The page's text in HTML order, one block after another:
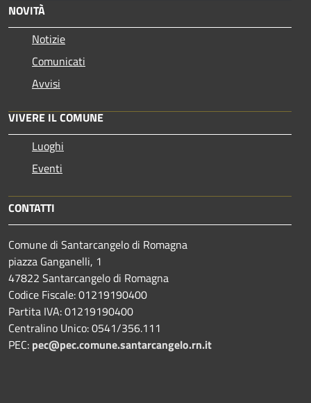
NOVITÀ
Notizie
Comunicati
Avvisi
VIVERE IL COMUNE
Luoghi
Eventi
CONTATTI
Comune di Santarcangelo di Romagna
piazza Ganganelli, 1
47822 Santarcangelo di Romagna
Codice Fiscale: 01219190400
Partita IVA: 01219190400
Centralino Unico: 0541/356.111
PEC: pec@pec.comune.santarcangelo.rn.it